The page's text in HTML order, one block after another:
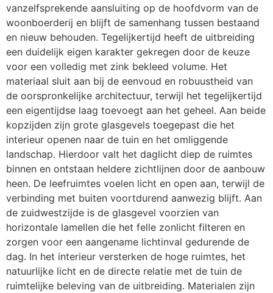
vanzelfsprekende aansluiting op de hoofdvorm van de
woonboerderij en blijft de samenhang tussen bestaand
en nieuw behouden. Tegelijkertijd heeft de uitbreiding
een duidelijk eigen karakter gekregen door de keuze
voor een volledig met zink bekleed volume. Het
materiaal sluit aan bij de eenvoud en robuustheid van
de oorspronkelijke architectuur, terwijl het tegelijkertijd
een eigentijdse laag toevoegt aan het geheel. Aan beide
kopzijden zijn grote glasgevels toegepast die het
interieur openen naar de tuin en het omliggende
landschap. Hierdoor valt het daglicht diep de ruimtes
binnen en ontstaan heldere zichtlijnen door de aanbouw
heen. De leefruimtes voelen licht en open aan, terwijl de
verbinding met buiten voortdurend aanwezig blijft. Aan
de zuidwestzijde is de glasgevel voorzien van
horizontale lamellen die het felle zonlicht filteren en
zorgen voor een aangename lichtinval gedurende de
dag. In het interieur versterken de hoge ruimtes, het
natuurlijke licht en de directe relatie met de tuin de
ruimtelijke beleving van de uitbreiding. Materialen zijn